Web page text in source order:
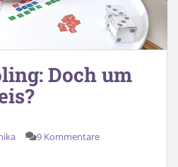
Doch um
9 Kommentare